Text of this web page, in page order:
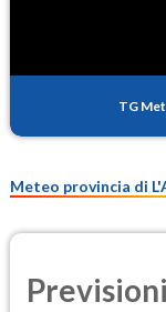
TG
Meteo provincia di